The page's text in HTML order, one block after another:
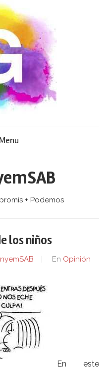
Menu
+ Podemos
los niños
En Opinión
En este